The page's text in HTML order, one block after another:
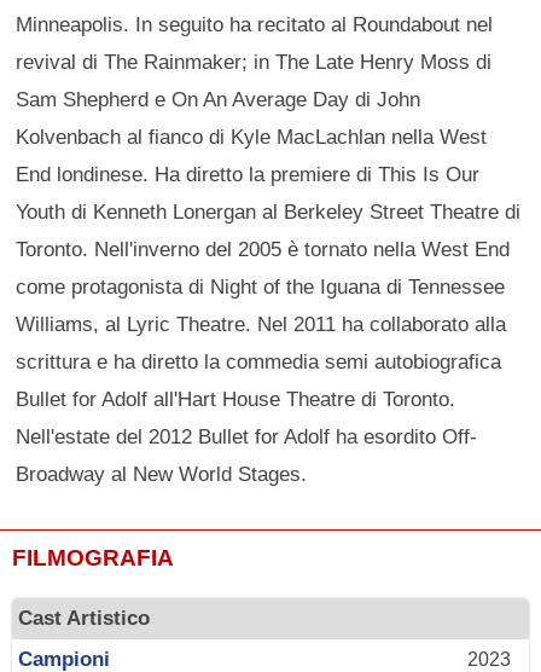
Minneapolis. In seguito ha recitato al Roundabout nel
revival di The Rainmaker; in The Late Henry Moss di
Sam Shepherd e On An Average Day di John
Kolvenbach al fianco di Kyle MacLachlan nella West
End londinese. Ha diretto la premiere di This Is Our
Youth di Kenneth Lonergan al Berkeley Street Theatre di
Toronto. Nell'inverno del 2005 è tornato nella West End
come protagonista di Night of the Iguana di Tennessee
Williams, al Lyric Theatre. Nel 2011 ha collaborato alla
scrittura e ha diretto la commedia semi autobiografica
Bullet for Adolf all'Hart House Theatre di Toronto.
Nell'estate del 2012 Bullet for Adolf ha esordito Off-
Broadway al New World Stages.
FILMOGRAFIA
Cast Artistico
2023
Campioni